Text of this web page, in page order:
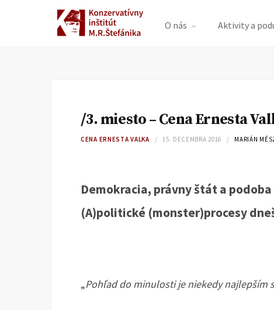
O nás Aktivity a
/3. miesto – Cena Ernesta
CENA ERNESTA VALKA 15. DECEMBRA 2016 MARIÁN
Demokracia, právny štát a
(A)politické (monster)procesy
„Pohľad do minulosti je niekedy najlepším